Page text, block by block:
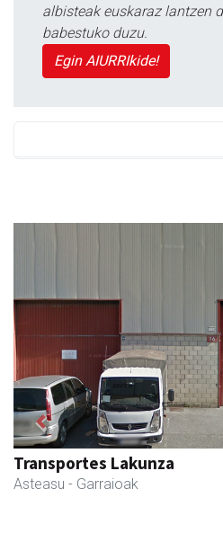
albisteak euskaraz lantzen
babestuko duzu.
Egin AIURRIkide!
Xixori belar-denda
Andoain - Belar-denda
Previous